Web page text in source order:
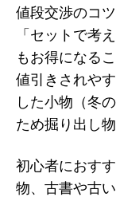
値段交渉のコ
「セットで考
もお得になる
値引きされや
した小物（冬
ため掘り出し
初心者におす
物、古書や古